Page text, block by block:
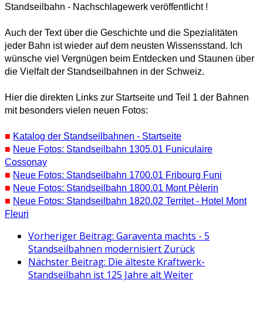
Standseilbahn - Nachschlagewerk veröffentlicht !
Auch der Text über die Geschichte und die Spezialitäten
jeder Bahn ist wieder auf dem neusten Wissensstand. Ich
wünsche viel Vergnügen beim Entdecken und Staunen über
die Vielfalt der Standseilbahnen in der Schweiz.
Hier die direkten Links zur Startseite und Teil 1 der Bahnen
mit besonders vielen neuen Fotos:
■ Katalog der Standseilbahnen - Startseite
■ Neue Fotos: Standseilbahn 1305.01 Funiculaire
Cossonay
■ Neue Fotos: Standseilbahn 1700.01 Fribourg Funi
■ Neue Fotos: Standseilbahn 1800.01 Mont Pèlerin
■ Neue Fotos: Standseilbahn 1820.02 Territet - Hotel Mont
Fleuri
Vorheriger Beitrag: Garaventa machts - 5
Standseilbahnen modernisiert Zurück
Nächster Beitrag: Die älteste Kraftwerk-
Standseilbahn ist 125 Jahre altWeiter